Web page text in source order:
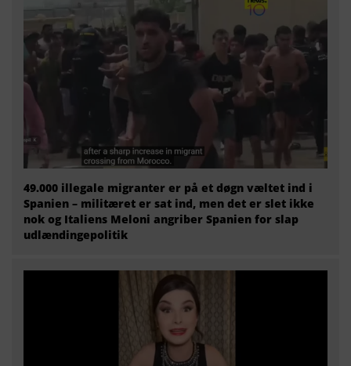
49.000 illegale migranter er på et døgn væltet ind i
Spanien – militæret er sat ind, men det er slet ikke
nok og Italiens Meloni angriber Spanien for slap
udlændingepolitik